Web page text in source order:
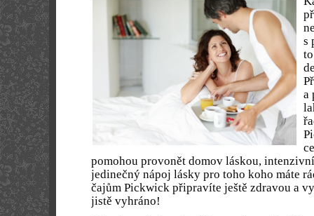
s
a
pomohou provonět domov láskou,
jedinečný nápoj lásky pro toho koho máte
čajům Pickwick připravíte ještě zdravou a
jistě vyhráno!